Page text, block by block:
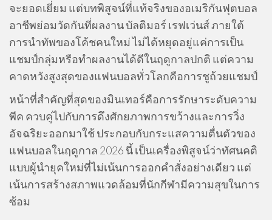
จะยอดเยี่ยม แต่บทพิสูจน์ที่แท้จริงของอเมริกันฟุตบอล
อาชีพย่อมวัดกันที่ผลงาน บัลติมอร์ เรฟเว่นส์ ภายใต้
การนำทัพของโค้ชคนใหม่ ไม่ได้หยุดอยู่แค่การเป็น
แชมป์กลุ่มหรือทำผลงานได้ดีในฤดูกาลปกติ แต่ความ
คาดหวังสูงสุดของแฟนบอลทั่วโลกคือการชูถ้วยแชมป์
หน้าที่สำคัญที่สุดของมินเทอร์คือการรักษาระดับความ
พีค ควบคู่ไปกับการดึงศักยภาพการขว้างและการวิ่ง
อัจฉริยะออกมาใช้ ประกอบกับกระแสความตื่นตัวของ
แฟนบอลในฤดูกาล 2026 นี้ เป็นเครื่องพิสูจน์ว่าทัศนคติ
แบบผู้นำยุคใหม่ที่ไม่เน้นการออกคำสั่งอย่างเดียว แต่
เน้นการสร้างสภาพแวดล้อมที่นักกีฬามีความสุขในการ
ซ้อม